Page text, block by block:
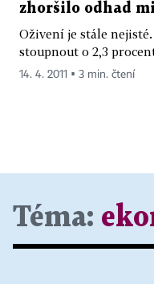
zhoršilo odhad
Oživení je stále
stoupnout o 2,3
14. 4. 2011 ▪ 3 min. čtení
Téma: